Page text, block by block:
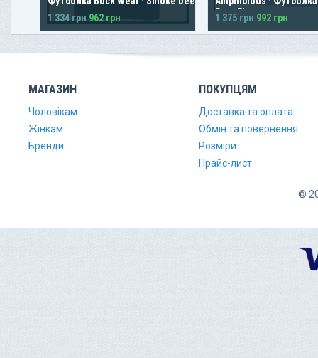
1 334 грн 962 грн
Frog Flag
1 375 грн 992 грн
МАГАЗИН
Чоловікам
Жінкам
Бренди
ПОКУПЦЯМ
Доставка та оплата
Обмін та повернення
Розміри
Прайс-лист
©